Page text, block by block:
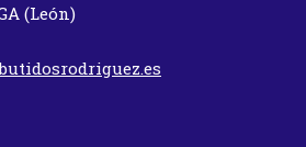
(León)